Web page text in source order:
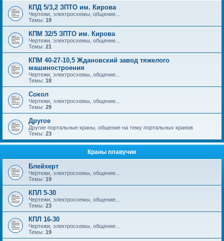
КПД 5/3,2 ЗПТО им. Кирова
Чертежи, электросхемы, общение...
Темы: 19
КПМ 32/5 ЗПТО им. Кирова
Чертежи, электросхемы, общение...
Темы: 21
КПМ 40-27-10,5 Ждановский завод тяжелого
машиностроения
Чертежи, электросхемы, общение...
Темы: 18
Сокол
Чертежи, электросхемы, общение...
Темы: 29
Другое
Другие портальные краны, общение на тему портальных кранов
Темы: 23
Краны плавучие
Блейхерт
Чертежи, электросхемы, общение...
Темы: 19
КПЛ 5-30
Чертежи, электросхемы, общение...
Темы: 23
КПЛ 16-30
Чертежи, электросхемы, общение...
Темы: 19